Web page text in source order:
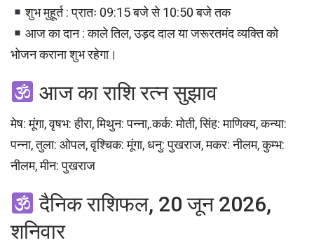
शुभ मुहूर्त : प्रातः 09:15 बजे से 10:50 बजे तक
आज का दान : काले तिल, उड़द दाल या जरूरतमंद व्यक्ति को
भोजन कराना शुभ रहेगा।
आज का राशि रत्न सुझाव
मेष: मूंगा, वृषभ: हीरा, मिथुन: पन्ना,.कर्क: मोती, सिंह: माणिक्य, कन्या:
पन्ना, तुला: ओपल, वृश्चिक: मूंगा, धनु: पुखराज, मकर: नीलम, कुम्भ:
नीलम, मीन: पुखराज
दैनिक राशिफल, 20 जून 2026,
शनिवार